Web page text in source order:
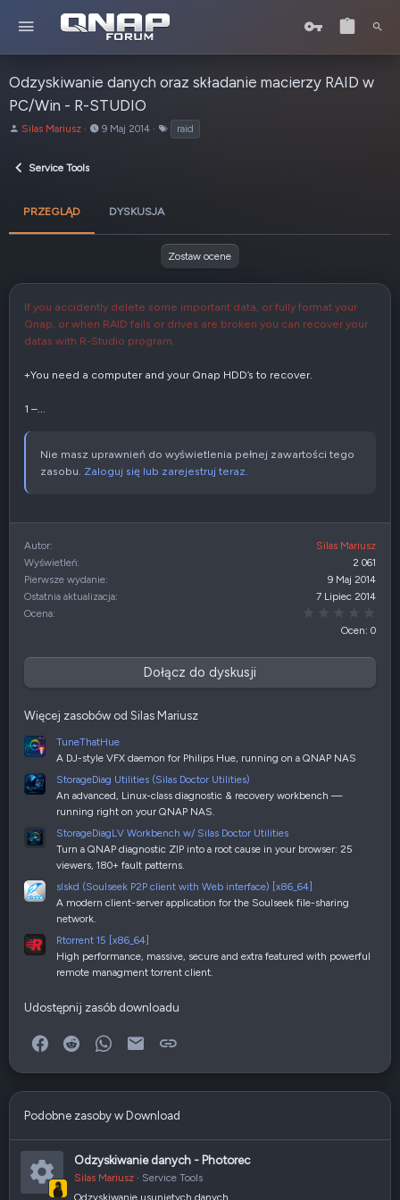
Odzyskiwanie danych oraz składanie macierzy RAID w
PC/Win - R-STUDIO
A
o
Silas Mariusz
D
n
9 Maj 2014 raid
Service Tools
PRZEGLĄD DYSKUSJA
Zostaw ocene
If you accidently delete some important data, or fully format your
Qnap, or when RAID fails or drives are broken you can recover your
datas with R-Studio program.
+You need a computer and your Qnap HDD’s to recover.
1 –...
Nie masz uprawnień do wyświetlenia pełnej zawartości tego
zasobu. Zaloguj się lub zarejestruj teraz.
Autor
Silas Mariusz
Wyświetleń
2 061
Pierwsze wydanie
9 Maj 2014
Ostatnia aktualizacja
7 Lipiec 2014
Ocena
Ocen: 0
Dołącz do dyskusji
Więcej zasobów od Silas Mariusz
TuneThatHue
A DJ-style VFX daemon for Philips Hue, running on a QNAP NAS
StorageDiag Utilities (Silas Doctor Utilities)
An advanced, Linux-class diagnostic & recovery workbench —
running right on your QNAP NAS.
StorageDiagLV Workbench w/ Silas Doctor Utilities
Turn a QNAP diagnostic ZIP into a root cause in your browser: 25
viewers, 180+ fault patterns.
slskd (Soulseek P2P client with Web interface) [x86_64]
A modern client-server application for the Soulseek file-sharing
network.
Rtorrent 15 [x86_64]
High performance, massive, secure and extra featured with powerful
remote managment torrent client.
Udostępnij zasób downloadu
Facebook
Reddit WhatsApp
E-mail
Podobne zasoby w Download
Odzyskiwanie danych - Photorec
Silas Mariusz
Service Tools
Odzyskiwanie usuniętych danych